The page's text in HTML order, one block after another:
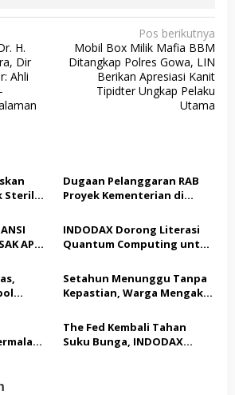
H.
Dir
Ahli
Pos berikutnya
Mobil Box Milik Mafia BBM
Ditangkap Polres Gowa, LIN
Berikan Apresiasi Kanit
Tipidter Ungkap Pelaku
Utama
Steril
Dugaan Pelanggaran RAB
Proyek Kementerian di
Nasionaldetik.com Desak
Tindakan Tegas
APH
INDODAX Dorong Literasi
Quantum Computing untuk
Blockchain
Setahun Menunggu Tanpa
Kepastian, Warga Mengaku
Tak Terealisasi
The Fed Kembali Tahan
Suku Bunga, INDODAX